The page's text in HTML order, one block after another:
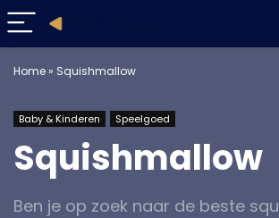
Home» Squishmallow
Baby & Kinderen Speelgoed
Squishmallow
Ben je op zoek naar de beste